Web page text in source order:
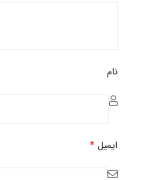
نام
ایمیل *